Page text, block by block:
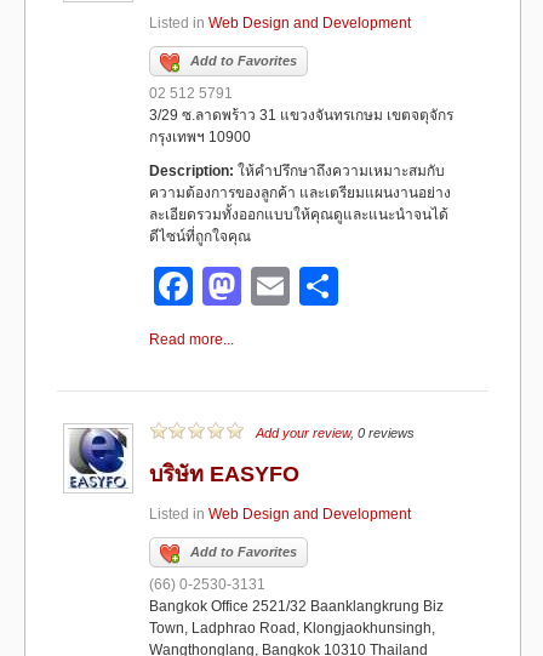
o
k
n
Listed in Web Design and Development
Add to Favorites
02 512 5791
3/29 ซ.ลาดพร้าว 31 แขวงจันทรเกษม เขตจตุจักร
กรุงเทพฯ 10900
Description: ให้คำปรึกษาถึงความเหมาะสมกับ
ความต้องการของลูกค้า และเตรียมแผนงานอย่าง
ละเอียดรวมทั้งออกแบบให้คุณดูและแนะนำจนได้
ดีไซน์ที่ถูกใจคุณ
F
a
e
b
o
o
k
M
o
d
o
n
E
e
Read more...
Add your review, 0 reviews
บริษัท EASYFO
Listed in Web Design and Development
Add to Favorites
(66) 0-2530-3131
Bangkok Office 2521/32 Baanklangkrung Biz
Town, Ladphrao Road, Klongjaokhunsingh,
Wangthonglang, Bangkok 10310 Thailand